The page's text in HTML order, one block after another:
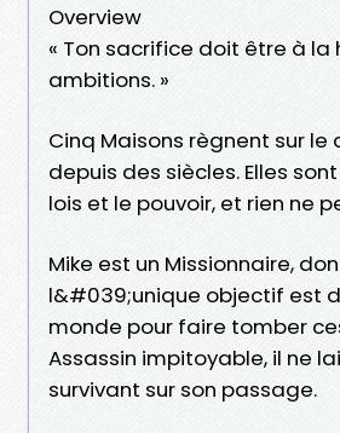
Overview
« Ton sacrifice doit être à la
ambitions. »
Cinq Maisons règnent sur le
depuis des siècles. Elles
lois et le pouvoir, et rien ne
Mike est un Missionnaire,
l&#039;unique objectif est
monde pour faire tomber
Assassin impitoyable, il ne
survivant sur son passage.